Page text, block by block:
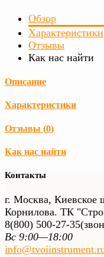
Обзор
Характеристики
Отзывы
Как нас найти
Описание
Характеристики
Отзывы (0)
Как нас найти
Контакты
г. Москва, Киевское
Корнилова. ТК
8(800) 500-27-35
Вс 9:00—18:00